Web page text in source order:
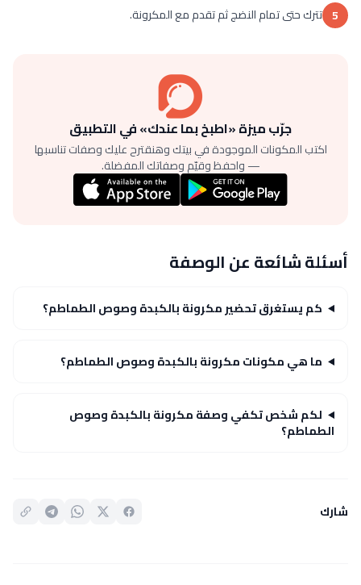
5 تترك حتى تمام النضج ثم تقدم مع المكرونة.
جرّب ميزة «اطبخ بما عندك» في التطبيق
اكتب المكونات الموجودة في بيتك وهنقترح عليك وصفات تناسبها
— واحفظ وقيّم وصفاتك المفضلة.
أسئلة شائعة عن الوصفة
كم يستغرق تحضير مكرونة بالكبدة وصوص الطماطم؟
ما هي مكونات مكرونة بالكبدة وصوص الطماطم؟
لكم شخص تكفي وصفة مكرونة بالكبدة وصوص
الطماطم؟
شارك